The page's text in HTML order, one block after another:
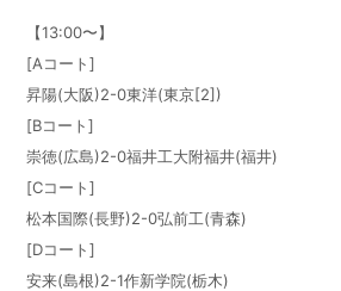
【13:00〜】
[Aコート]
昇陽(大阪)2-0東洋(東京[2])
[Bコート]
崇徳(広島)2-0福井工大附福井(福井)
[Cコート]
松本国際(長野)2-0弘前工(青森)
[Dコート]
安来(島根)2-1作新学院(栃木)